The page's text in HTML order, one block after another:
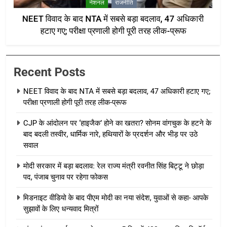
नेशनल राजनीति
NEET विवाद के बाद NTA में सबसे बड़ा बदलाव, 47 अधिकारी
हटाए गए; परीक्षा प्रणाली होगी पूरी तरह लीक-प्रूफ
Recent Posts
NEET विवाद के बाद NTA में सबसे बड़ा बदलाव, 47 अधिकारी हटाए गए;
परीक्षा प्रणाली होगी पूरी तरह लीक-प्रूफ
CJP के आंदोलन पर ‘हाइजैक’ होने का खतरा? सोनम वांगचुक के हटने के
बाद बदली तस्वीर, धार्मिक नारे, हथियारों के प्रदर्शन और भीड़ पर उठे
सवाल
मोदी सरकार में बड़ा बदलाव: रेल राज्य मंत्री रवनीत सिंह बिट्टू ने छोड़ा
पद, पंजाब चुनाव पर रहेगा फोकस
मिडनाइट वीडियो के बाद पीएम मोदी का नया संदेश, युवाओं से कहा- आपके
सुझावों के लिए धन्यवाद मित्रों